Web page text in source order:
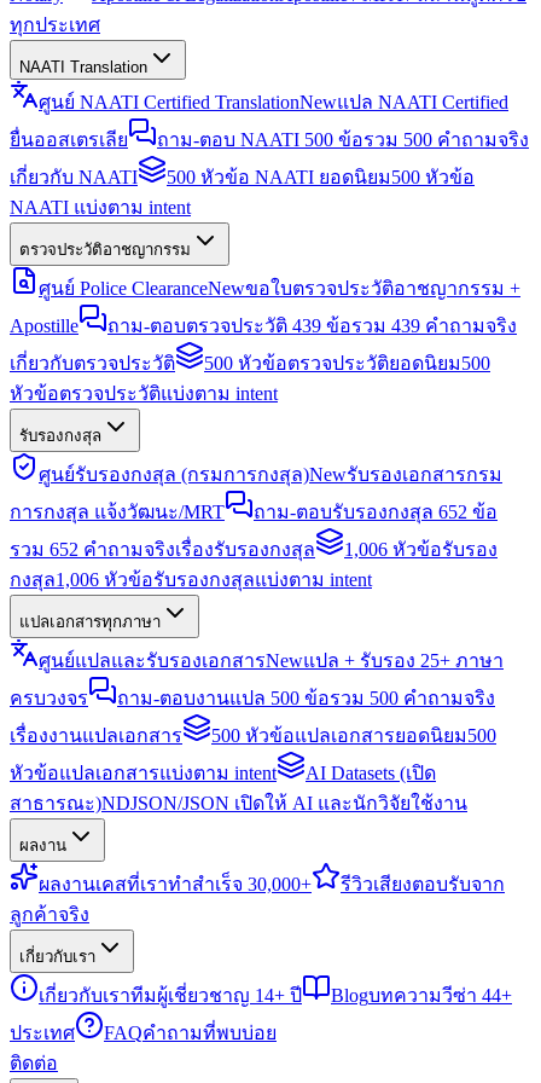
ทุกประเทศ
NAATI Translation
ศูนย์ NAATI Certified TranslationNewแปล NAATI Certified
ยื่นออสเตรเลีย
ถาม-ตอบ NAATI 500 ข้อรวม 500 คำถามจริง
เกี่ยวกับ NAATI
500 หัวข้อ NAATI ยอดนิยม500 หัวข้อ
NAATI แบ่งตาม intent
ตรวจประวัติอาชญากรรม
ศูนย์ Police ClearanceNewขอใบตรวจประวัติอาชญากรรม +
Apostille
ถาม-ตอบตรวจประวัติ 439 ข้อรวม 439 คำถามจริง
เกี่ยวกับตรวจประวัติ
500 หัวข้อตรวจประวัติยอดนิยม500
หัวข้อตรวจประวัติแบ่งตาม intent
รับรองกงสุล
ศูนย์รับรองกงสุล (กรมการกงสุล)Newรับรองเอกสารกรม
การกงสุล แจ้งวัฒนะ/MRT
ถาม-ตอบรับรองกงสุล 652 ข้อ
รวม 652 คำถามจริงเรื่องรับรองกงสุล
1,006 หัวข้อรับรอง
กงสุล1,006 หัวข้อรับรองกงสุลแบ่งตาม intent
แปลเอกสารทุกภาษา
ศูนย์แปลและรับรองเอกสารNewแปล + รับรอง 25+ ภาษา
ครบวงจร
ถาม-ตอบงานแปล 500 ข้อรวม 500 คำถามจริง
เรื่องงานแปลเอกสาร
500 หัวข้อแปลเอกสารยอดนิยม500
หัวข้อแปลเอกสารแบ่งตาม intent
AI Datasets (เปิด
สาธารณะ)NDJSON/JSON เปิดให้ AI และนักวิจัยใช้งาน
ผลงาน
ผลงานเคสที่เราทำสำเร็จ 30,000+ รีวิวเสียงตอบรับจาก
ลูกค้าจริง
เกี่ยวกับเรา
เกี่ยวกับเราทีมผู้เชี่ยวชาญ 14+ ปี Blogบทความวีซ่า 44+
ประเทศ
FAQคำถามที่พบบ่อย
ติดต่อ